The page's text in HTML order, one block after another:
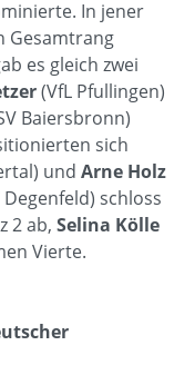
In jener
Gesamtrang
es gleich zwei
(VfL Pfullingen)
Baiersbronn)
sich
und Arne Holz
Degenfeld) schloss
2 ab, Selina Kölle
Vierte.